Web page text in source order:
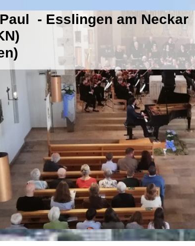
- Esslingen am Neckar